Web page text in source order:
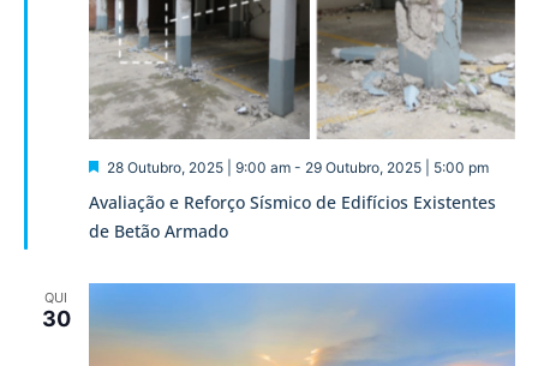
Avaliação e Reforço Sísmico de Edifícios Existentes
de Betão Armado
Destaque
28 Outubro, 2025 | 9:00 am- 29 Outubro, 2025 | 5:00 pm
QUI
30